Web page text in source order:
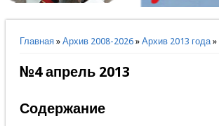
Вы здесь
Главная» Архив 2008-2026» Архив 2013 года»
№4 апрель 2013
Содержание